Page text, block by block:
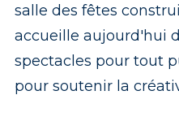
salle des fêtes
accueille aujourd'hui
spectacles pour tout
pour soutenir la